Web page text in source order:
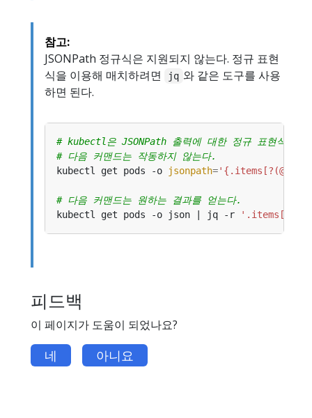
참고:
JSONPath 정규식은 지원되지 않는다. 정규 표현
식을 이용해 매치하려면
jq 와 같은 도구를 사용
하면 된다.
# kubectl은 JSONPath 출력에 대한 정규 표현식을
# 다음 커맨드는 작동하지 않는다.
kubectl get pods -o
jsonpath=
# 다음 커맨드는 원하는 결과를 얻는다.
kubectl get pods -o json | jq -r
'.items[] |
피드백
이 페이지가 도움이 되었나요?
네 아니요